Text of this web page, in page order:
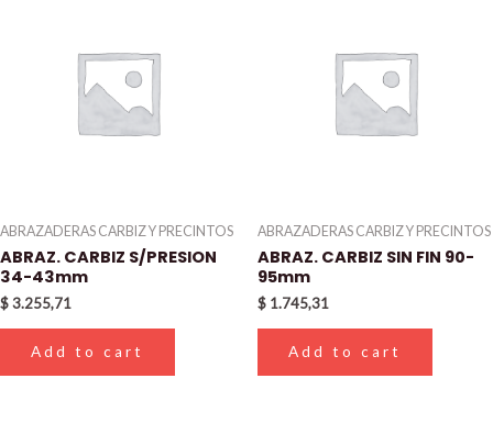
ABRAZADERAS CARBIZ Y PRECINTOS
ABRAZ. CARBIZ S/PRESION
34-43mm
$3.255,71
Add to cart
ABRAZADERAS CARBIZ Y PRECINTOS
ABRAZ. CARBIZ SIN FIN 90-
95mm
$ 1.745,31
Add to cart